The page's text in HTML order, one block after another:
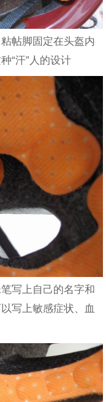
帖脚固定在头盔内
“汗”人的设计
写上自己的名字和
写上敏感症状、血